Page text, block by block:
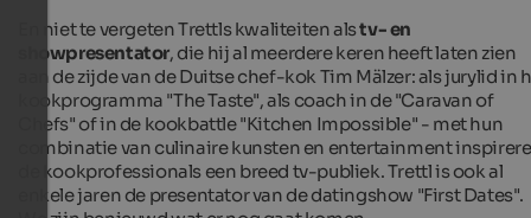
En niet te vergeten Trettls kwaliteiten alstv- en
showpresentator, die hij al meerdere keren heeft laten zien
aan de zijde van de Duitse chef-kok Tim Mälzer: als jurylid in
kookprogramma "The Taste", als coach in de "Caravan of
Chefs" of in de kookbattle "Kitchen Impossible" - met hun
combinatie van culinaire kunsten en entertainment
de kookprofessionals een breed tv-publiek. Trettl is ook al
enkele jaren de presentator van de datingshow "First Dates".